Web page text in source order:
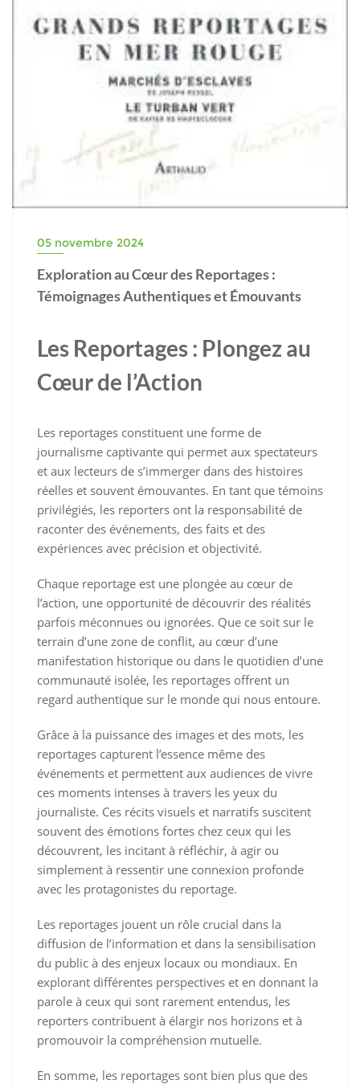
05 novembre 2024
Exploration au Cœur des Reportages :
Témoignages Authentiques et Émouvants
Les Reportages : Plongez au
Cœur de l’Action
Les reportages constituent une forme de
journalisme captivante qui permet aux spectateurs
et aux lecteurs de s’immerger dans des histoires
réelles et souvent émouvantes. En tant que témoins
privilégiés, les reporters ont la responsabilité de
raconter des événements, des faits et des
expériences avec précision et objectivité.
Chaque reportage est une plongée au cœur de
l’action, une opportunité de découvrir des réalités
parfois méconnues ou ignorées. Que ce soit sur le
terrain d’une zone de conflit, au cœur d’une
manifestation historique ou dans le quotidien d’une
communauté isolée, les reportages offrent un
regard authentique sur le monde qui nous entoure.
Grâce à la puissance des images et des mots, les
reportages capturent l’essence même des
événements et permettent aux audiences de vivre
ces moments intenses à travers les yeux du
journaliste. Ces récits visuels et narratifs suscitent
souvent des émotions fortes chez ceux qui les
découvrent, les incitant à réfléchir, à agir ou
simplement à ressentir une connexion profonde
avec les protagonistes du reportage.
Les reportages jouent un rôle crucial dans la
diffusion de l’information et dans la sensibilisation
du public à des enjeux locaux ou mondiaux. En
explorant différentes perspectives et en donnant la
parole à ceux qui sont rarement entendus, les
reporters contribuent à élargir nos horizons et à
promouvoir la compréhension mutuelle.
En somme, les reportages sont bien plus que des